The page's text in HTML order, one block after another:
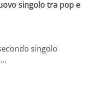
singolo tra pop e
singolo